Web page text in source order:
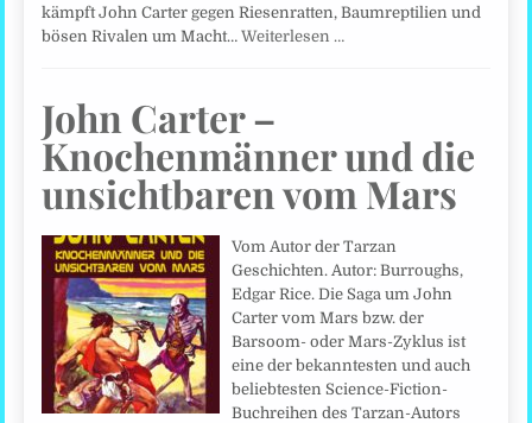
kämpft John Carter gegen Riesenratten, Baumreptilien und
bösen Rivalen um Macht…Weiterlesen …
John Carter –
Knochenmänner und die
unsichtbaren vom Mars
Vom Autor der Tarzan
Geschichten. Autor: Burroughs,
Edgar Rice. Die Saga um John
Carter vom Mars bzw. der
Barsoom- oder Mars-Zyklus ist
eine der bekanntesten und auch
beliebtesten Science-Fiction-
Buchreihen des Tarzan-Autors